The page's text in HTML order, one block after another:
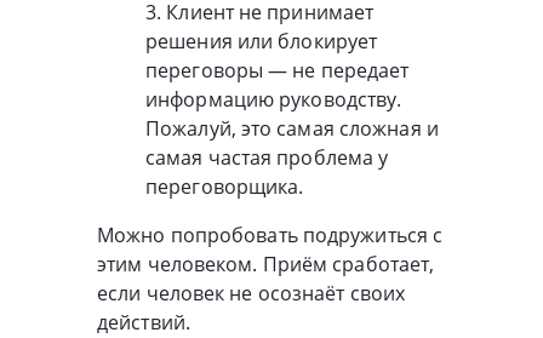
3. Клиент не принимает
решения или блокирует
переговоры — не передает
информацию руководству.
Пожалуй, это самая сложная и
самая частая проблема у
переговорщика.
Можно попробовать подружиться с
этим человеком. Приём сработает,
если человек не осознаёт своих
действий.